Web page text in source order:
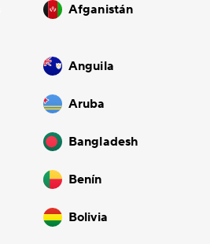
Afganistán
Anguila
Aruba
Bangladesh
Benín
Bolivia